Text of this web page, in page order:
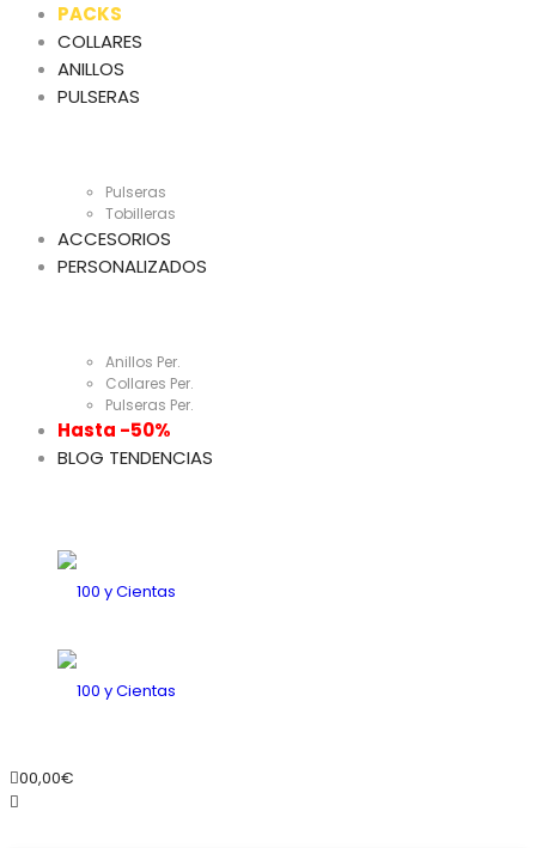
PACKS
COLLARES
ANILLOS
PULSERAS
Pulseras
Tobilleras
ACCESORIOS
PERSONALIZADOS
Anillos Per.
Collares Per.
Pulseras Per.
Hasta -50%
BLOG TENDENCIAS
00,00€